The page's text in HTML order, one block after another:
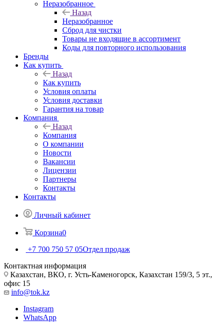
Неразобранное
Назад
Неразобранное
Сброд для чистки
Товары не входящие в ассортимент
Коды для повторного использования
Бренды
Как купить
Назад
Как купить
Условия оплаты
Условия доставки
Гарантия на товар
Компания
Назад
Компания
О компании
Новости
Вакансии
Лицензии
Партнеры
Контакты
Контакты
Личный кабинет
Корзина0
+7 700 750 57 05Отдел продаж
Контактная информация
Казахстан, ВКО, г. Усть-Каменогорск, Казахстан 159/3, 5 эт.,
офис 15
info@tok.kz
Instagram
WhatsApp